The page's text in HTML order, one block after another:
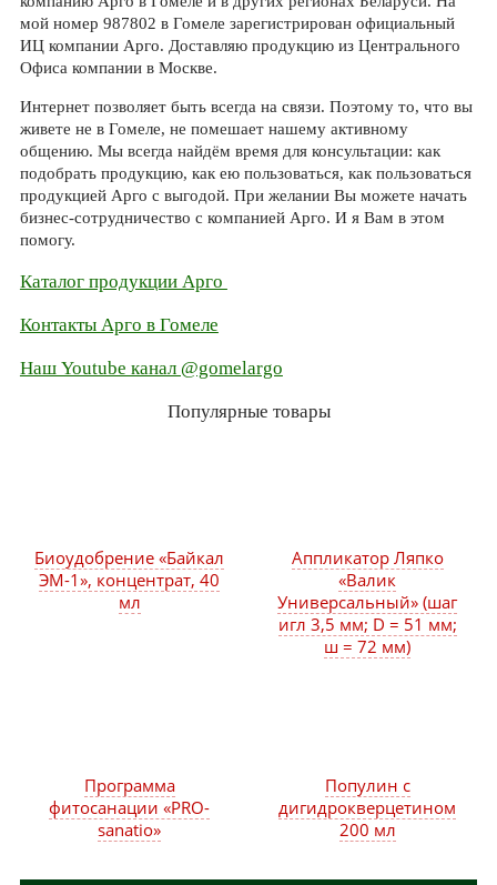
мой номер 987802 в Гомеле зарегистрирован официальный
ИЦ компании Арго. Доставляю продукцию из Центрального
Офиса компании в Москве.
Интернет позволяет быть всегда на связи. Поэтому то, что вы
живете не в Гомеле, не помешает нашему активному
общению. Мы всегда найдём время для консультации: как
подобрать продукцию, как ею пользоваться, как пользоваться
продукцией Арго с выгодой. При желании Вы можете начать
бизнес-сотрудничество с компанией Арго. И я Вам в этом
помогу.
Каталог продукции Арго
Контакты Арго в Гомеле
Наш Youtube канал @gomelargo
Популярные товары
Биоудобрение «Байкал
ЭМ-1», концентрат, 40
мл
Аппликатор Ляпко
«Валик
Универсальный» (шаг
игл 3,5 мм; D = 51 мм;
ш = 72 мм)
Популин с
дигидрокверцетином
200 мл
Программа
фитосанации «PRO-
sanatio»